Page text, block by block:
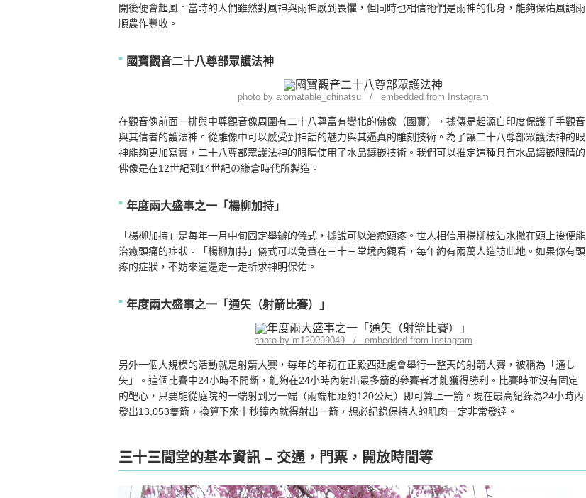
開後便會起風。當時的人們雖然對風神與雨神感到畏懼，但同時也相信祂們是雨神的化身，能夠保佑風調雨
順農作豐收。
國寶觀音二十八尊部眾護法神
photo by aromatable_chinatsu / embedded from Instagram
在觀音像前面一排與中尊觀音像周圍有二十八尊富有變化的佛像（國寶），據傳是起源自印度保護千手觀音
與其信者的護法神。從雕像中可以感受到神話的魅力與其逼真的雕刻技術。為了讓二十八尊部眾護法神的眼
神能夠更加寫實，二十八尊部眾護法神的眼睛使用了水晶鑲嵌技術。我們可以推定這種具有水晶鑲嵌眼睛的
佛像是在12世紀到14世紀の鎌倉時代所製造。
年度兩大盛事之一「楊柳加持」
「楊柳加持」是每年一月中旬固定舉辦的儀式，據說可以治癒頭疼。世人相信用楊柳枝沾水撒在頭上後便能
治癒頭痛的症狀。「楊柳加持」儀式可以免費在三十三堂境內觀看，每年約有兩萬人造訪此地。如果你有頭
疼的症狀，不妨來這邊走一走祈求神明保佑。
年度兩大盛事之一「通矢（射箭比賽）」
photo by m120099049 / embedded from Instagram
另外一個大規模的活動就是射箭大賽，每年的年初在正殿西廷處會舉行一整天的射箭大賽，被稱為「通し
矢」。這個比賽中24小時不間斷，能夠在24小時內射出最多箭的參賽者才能獲得勝利。比賽時並沒有固定
的靶心，只要能從庭院的一端射到另一端（兩端相距約120公尺）即可算上一箭。現在最高紀錄為24小時內
發出13,053隻箭，換算下來十秒鐘內就得射出一箭，想必紀錄保持人的肌肉一定非常發達。
三十三間堂的基本資訊 – 交通，門票，開放時間等